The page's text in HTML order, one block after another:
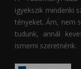
igyekszik mindenki
tényeket. Ám, nem
tudunk, annál
ismerni szeretnénk.